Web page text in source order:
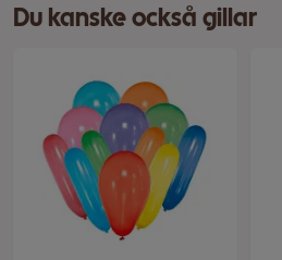
Du kanske också gillar